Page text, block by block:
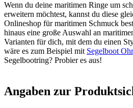
Wenn du deine maritimen Ringe um
erweitern möchtest, kannst du diese
Onlineshop für maritimen Schmuck
hinaus eine große Auswahl an
Varianten für dich, mit dem du einen
wäre es zum Beispiel mit Segelboot
Segelbootring? Probier es aus!
Angaben zur